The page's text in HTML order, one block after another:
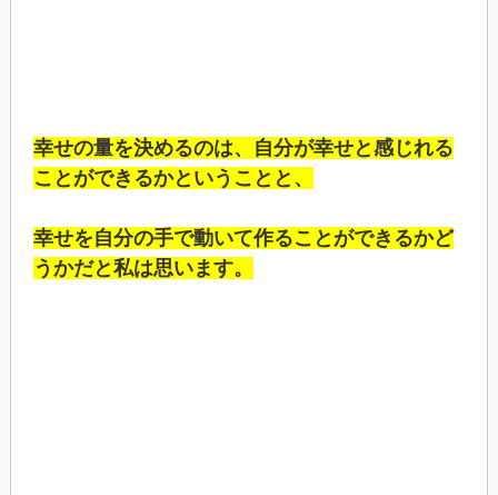
幸せの量を決めるのは、自分が幸せと感じれる
ことができるかということと、
幸せを自分の手で動いて作ることができるかど
うかだと私は思います。